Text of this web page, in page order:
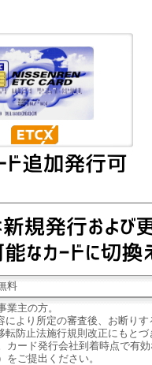
料
業主の方。
より所定の審査後、お断りす
転防止法施行規則改正にもと
カード発行会社到着時点で有
をご提出ください。